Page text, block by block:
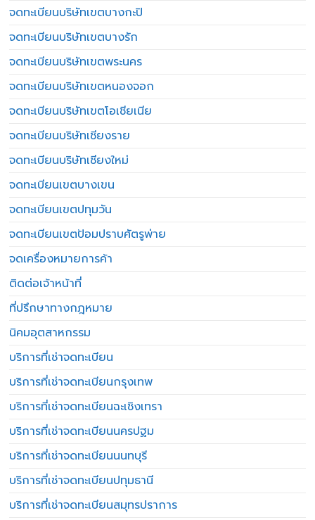
จดทะเบียนบริษัทเขตบางกะปิ
จดทะเบียนบริษัทเขตบางรัก
จดทะเบียนบริษัทเขตพระนคร
จดทะเบียนบริษัทเขตหนองจอก
จดทะเบียนบริษัทเขตโอเชียเนีย
จดทะเบียนบริษัทเชียงราย
จดทะเบียนบริษัทเชียงใหม่
จดทะเบียนเขตบางเขน
จดทะเบียนเขตปทุมวัน
จดทะเบียนเขตป้อมปราบศัตรูพ่าย
จดเครื่องหมายการค้า
ติดต่อเจ้าหน้าที่
ที่ปรึกษาทางกฎหมาย
นิคมอุตสาหกรรม
บริการที่เช่าจดทะเบียน
บริการที่เช่าจดทะเบียนกรุงเทพ
บริการที่เช่าจดทะเบียนฉะเชิงเทรา
บริการที่เช่าจดทะเบียนนครปฐม
บริการที่เช่าจดทะเบียนนนทบุรี
บริการที่เช่าจดทะเบียนปทุมธานี
บริการที่เช่าจดทะเบียนสมุทรปราการ